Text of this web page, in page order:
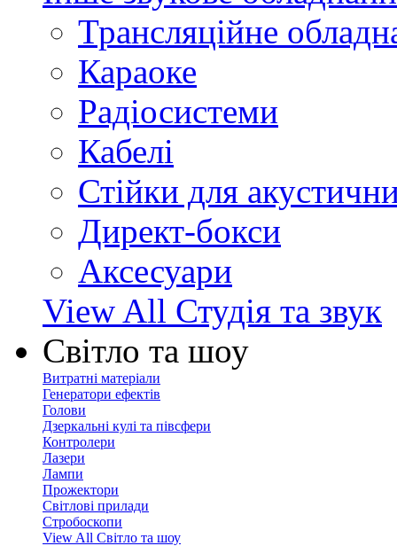
Трансляційне
Караоке
Радіосистеми
Кабелі
Стійки для
Директ-бокси
Аксесуари
View All Студія та звук
Світло та шоу
Витратні матеріали
Генератори ефектів
Голови
Дзеркальні кулі та півсфери
Контролери
Лазери
Лампи
Прожектори
Світлові прилади
Стробоскопи
View All Світло та шоу